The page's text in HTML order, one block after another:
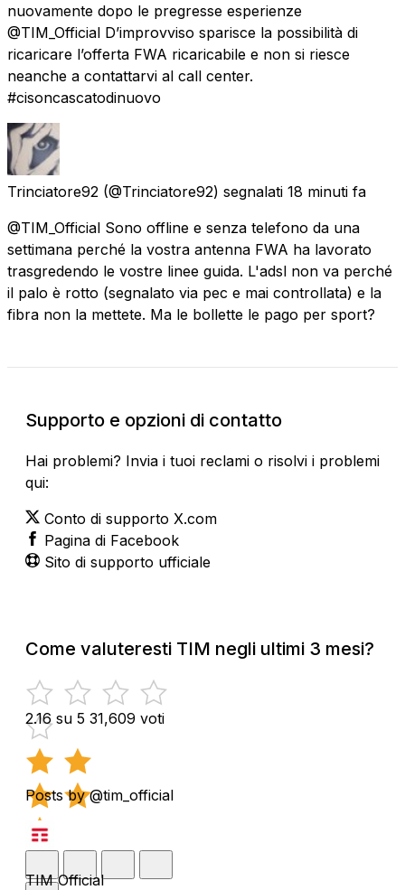
nuovamente dopo le pregresse esperienze
@TIM_Official D’improvviso sparisce la possibilità di
ricaricare l’offerta FWA ricaricabile e non si riesce
neanche a contattarvi al call center.
#cisoncascatodinuovo
Trinciatore92 (@Trinciatore92) segnalati 18 minuti fa
@TIM_Official Sono offline e senza telefono da una
settimana perché la vostra antenna FWA ha lavorato
trasgredendo le vostre linee guida. L'adsl non va perché
il palo è rotto (segnalato via pec e mai controllata) e la
fibra non la mettete. Ma le bollette le pago per sport?
Supporto e opzioni di contatto
Hai problemi? Invia i tuoi reclami o risolvi i problemi
qui:
Conto di supporto X.com
Pagina di Facebook
Sito di supporto ufficiale
Come valuteresti TIM negli ultimi 3 mesi?
2.16 su 5 31,609 voti
Posts by @tim_official
TIM Official